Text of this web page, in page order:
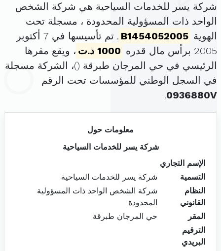
شركة يسر للخدمات السياحية هي شركة الشخص
الواحد ذات المسؤولية المحدودة ، مسجلة تحت
الهوية B1454052005
. تم تأسيسها في 7 أكتوبر
2005 برأس مال قدره
1000 د.ت
، ويقع مقرها
الرئيسي في حي المرجان طبرقة ()، الشركة مسجلة
في السجل الوطني للمؤسسات تحت الرقم
0936880V
.
معلومات حول
شركة يسر للخدمات السياحية
الإسم التجاري
التسمية
شركة يسر للخدمات السياحية
النظام
القانوني
شركة الشخص الواحد ذات المسؤولية
المحدودة
المقر
حي المرجان طبرقة
الترقيم
البريدي